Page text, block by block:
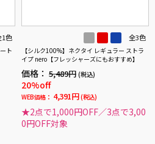
1色
ト
全3色
【シルク100%】ネクタイ レギュラー ストラ
イプ nero【フレッシャーズにもおすすめ】
価格： 5,489円 (税込)
20%off
WEB価格： 4,391円 (税込)
★2点で1,000円OFF／3点で3,00
0円OFF対象